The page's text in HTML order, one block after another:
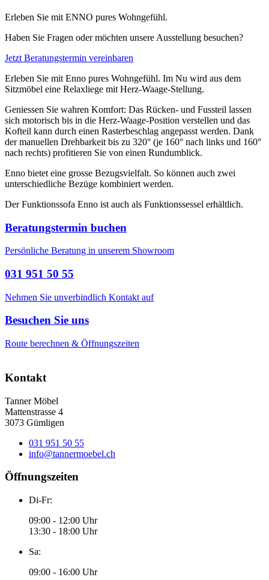
Erleben Sie mit ENNO pures Wohngefühl.
Haben Sie Fragen oder möchten unsere Ausstellung besuchen?
Jetzt Beratungstermin vereinbaren
Erleben Sie mit Enno pures Wohngefühl. Im Nu wird aus dem
Sitzmöbel eine Relaxliege mit Herz-Waage-Stellung.
Geniessen Sie wahren Komfort: Das Rücken- und Fussteil lassen
sich motorisch bis in die Herz-Waage-Position verstellen und das
Kofteil kann durch einen Rasterbeschlag angepasst werden. Dank
der manuellen Drehbarkeit bis zu 320° (je 160° nach links und 160°
nach rechts) profitieren Sie von einen Rundumblick.
Enno bietet eine grosse Bezugsvielfalt. So können auch zwei
unterschiedliche Bezüge kombiniert werden.
Der Funktionssofa Enno ist auch als Funktionssessel erhältlich.
Beratungstermin buchen
Persönliche Beratung in unserem Showroom
031 951 50 55
Nehmen Sie unverbindlich Kontakt auf
Besuchen Sie uns
Route berechnen & Öffnungszeiten
Kontakt
Tanner Möbel
Mattenstrasse 4
3073 Gümligen
031 951 50 55
info@tannermoebel.ch
Öffnungszeiten
Di-Fr:
09:00 - 12:00 Uhr
13:30 - 18:00 Uhr
Sa:
09:00 - 16:00 Uhr